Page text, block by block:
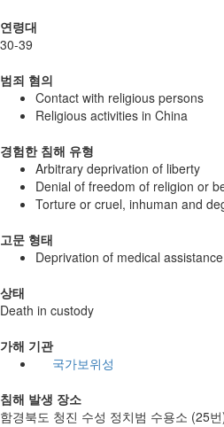
연령대
30-39
범죄 혐의
Contact with religious persons
Religious activities in China
경험한 침해 유형
Arbitrary deprivation of liberty
Denial of freedom of religion or
Torture or cruel, inhuman and
고문 형태
Deprivation of medical assistance
상태
Death in custody
가해 기관
국가보위성
침해 발생 장소
함경북도 청진 수성 정치범 수용소 (25